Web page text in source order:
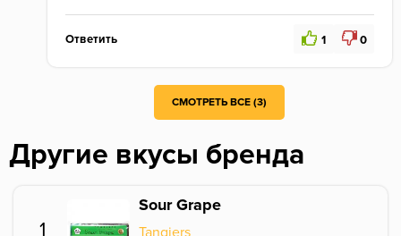
Ответить 1 0
СМОТРЕТЬ ВСЕ (3)
Другие вкусы бренда
1
Sour Grape